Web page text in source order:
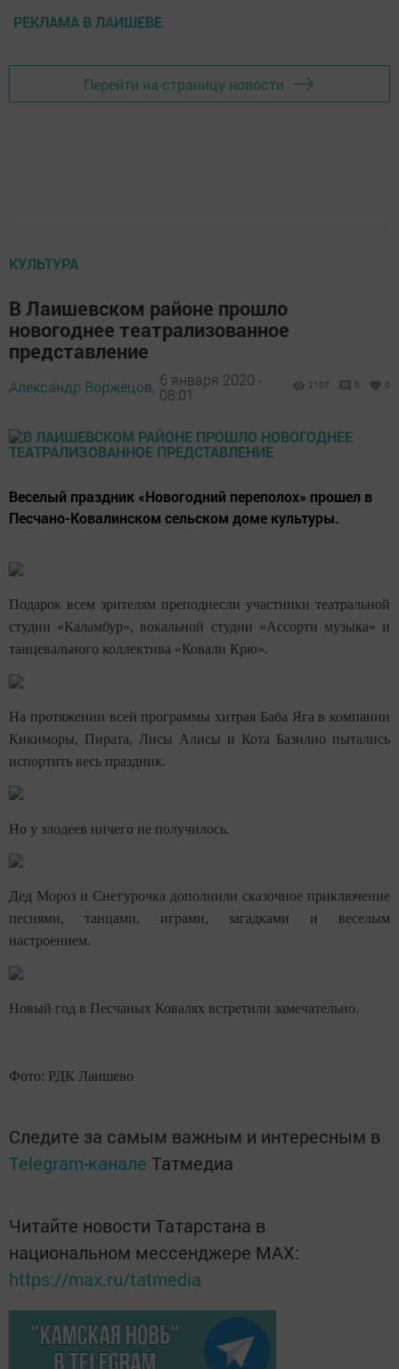
РЕКЛАМА В ЛАИШЕВЕ
Перейти на страницу новости
КУЛЬТУРА
В Лаишевском районе прошло
новогоднее театрализованное
представление
Александр Воржецов, 6 января 2020 -
08:01
2107 0 0
Веселый праздник «Новогодний переполох» прошел в
Песчано-Ковалинском сельском доме культуры.
Подарок всем зрителям преподнесли участники театральной
студии «Каламбур», вокальной студии «Ассорти музыка» и
танцевального коллектива «Ковали Крю».
На протяжении всей программы хитрая Баба Яга в компании
Кикиморы, Пирата, Лисы Алисы и Кота Базилио пытались
испортить весь праздник.
Но у злодеев ничего не получилось.
Дед Мороз и Снегурочка дополнили сказочное приключение
песнями, танцами, играми, загадками и веселым
настроением.
Новый год в Песчаных Ковалях встретили замечательно.
Фото: РДК Лаишево
Следите за самым важным и интересным в
Telegram-канале Татмедиа
Читайте новости Татарстана в
национальном мессенджере MАХ:
https://max.ru/tatmedia